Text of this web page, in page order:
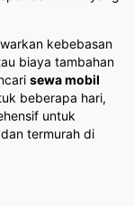
kebebasan
biaya tambahan
sewa mobil
beberapa hari,
untuk
termurah di